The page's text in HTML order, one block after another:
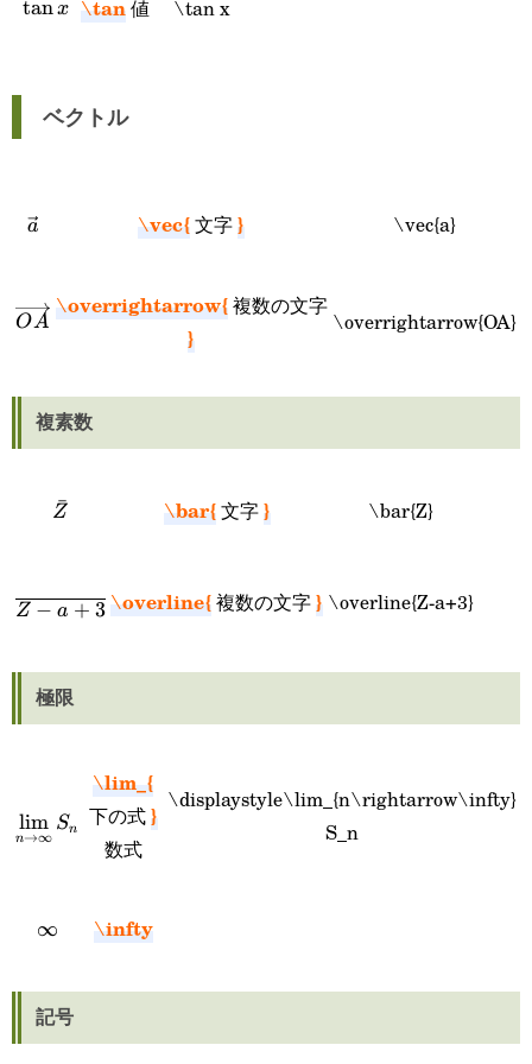
\tan
tanx \tan値 \tan x
ベクトル
\vec{a}
a \vec{文字} \vec{a}
\overrightarrow{OA}
OA
\overrightarrow{複数の文字
}
\overrightarrow{OA}
複素数
\bar{Z}
Z
ˉ \bar{文字} \bar{Z}
\overline{Z-
Z − a + 3 \overline{複数の文字} \overline{Z-a+3}
極限
\displaystyle\lim_{n\rightarrow\infty}
n→∞
lim Sn
\lim_{
下の式}
数式
\displaystyle\lim_{n\rightarrow\infty}
S_n
\infty
∞ \infty
記号